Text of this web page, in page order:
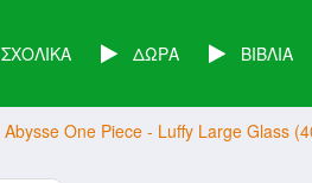
ΣΧΟΛΙΚΑ ΔΩΡΑ ΒΙΒΛΙΑ
Abysse One Piece - Luffy Large Glass